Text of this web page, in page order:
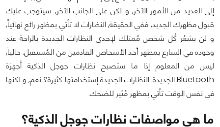
إلى العديد من الأمور الآخر, و لكن على الجانب الآخر, سيتوجب عليك
قبول مظهرك الجديد, ففي الحقيقة, النظارات لا تأتي بمظهر رائع نهائياً,
و لن يشعُر كُل شخص مُمتلك لإحدى النظارات الجديدة بالراحة عند
وجوده في الشارع بمظهر أحد الأشخاص القادمين من المُستَقبل. حالياً,
ليس من المعلوم إذا ما ستصبح نظارات جوجل الذكية أجهزة
Bluetooth الجديدة. النظارات الجديدة إستخدامتها كثيرة؟ نعم, و لكنها
في نفس الوقت تأتي بمظهر مُثير للضحك.
ما هى مواصفات نظارات جوجل الذكية؟